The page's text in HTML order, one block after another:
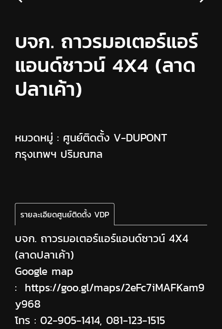
บจก. ถาวรมอเตอร์แอร์
แอนด์ซาวน์ 4X4 (ลาด
ปลาเค้า)
หมวดหมู่ : ศูนย์ติดตั้ง V-DUPONT
กรุงเทพฯ ปริมณฑล
รายละเอียดศูนย์ติดตั้ง VDP
บจก. ถาวรมอเตอร์แอร์แอนด์ซาวน์ 4X4
(ลาดปลาเค้า)
Google map
: https://goo.gl/maps/2eFc7iMAFKam9
y968
โทร : 02-905-1414, 081-123-1515